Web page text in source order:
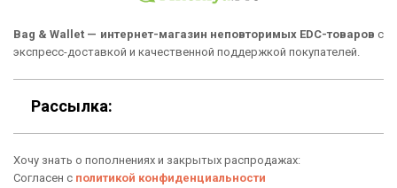
Условия возврата
Оферта
Политика конфиденциальности
Личный кабинет
Bag & Wallet — интернет-магазин неповторимых EDC-товаров с
экспресс-доставкой и качественной поддержкой покупателей.
Рассылка:
Хочу знать о пополнениях и закрытых распродажах:
Согласен с политикой конфиденциальности